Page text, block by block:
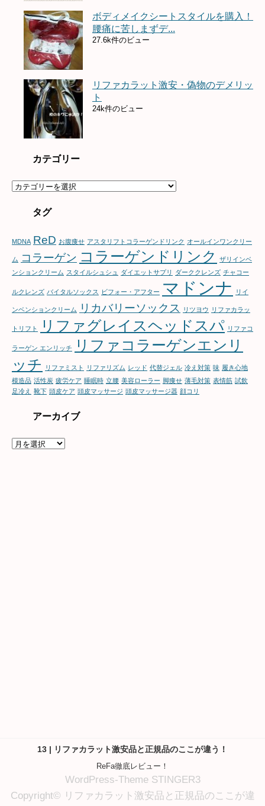
ボディメイクシートスタイルを購入！
腰痛に苦しまずデ...
27.6k件のビュー
リファカラット激安・偽物のデメリッ
ト
24k件のビュー
カテゴリー
カ
タグ
MDNA ReD お腹痩せ アスタリフトコラーゲンドリンク オールインワンクリー
ム コラーゲン コラーゲンドリンク
ザリインベ
ンションクリーム スタイルシュシュ ダイエットサプリ ダーククレンズ チャコー
ルクレンズ バイタルソックス ビフォー・アフター マドンナ リイ
ンベンションクリーム リカバリーソックス リツヨウ リファカラッ
トリフト リファグレイスヘッドスパ リファコ
ラーゲン エンリッチ
リファコラーゲンエンリ
ッチ
リファミスト リファリズム レッド 代替ジェル 冷え対策 味 履き心地
模造品 活性炭 疲労ケア 睡眠時 立腰 美容ローラー 脚痩せ 薄毛対策 表情筋 試飲
足冷え 靴下 頭皮ケア 頭皮マッサージ 頭皮マッサージ器 顔コリ
アーカイブ
ア
13 | リファカラット激安品と正規品のここが違う！
ReFa徹底レビュー！
WordPress-Theme STINGER3
Copyright© リファカラット激安品と正規品のここが違